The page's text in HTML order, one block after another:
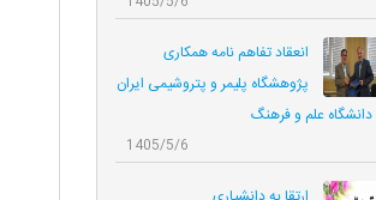
انعقاد تفاهم نامه همکاری‌
پژوهشگاه پلیمر و پتروشیمی ایران
دانشگاه علم و فرهنگ
1405/5/6